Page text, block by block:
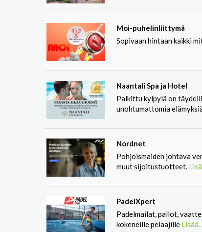
Moi-puhelinliittymä
Sopivaan hintaan kaikki
Naantali Spa ja Hotel
Palkittu kylpylä on
unohtumattomia
Nordnet
Pohjoismaiden johtava
muut sijoitustuotteet.
PadelXpert
Padelmailat, pallot,
kokeneille pelaajille